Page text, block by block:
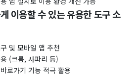
이용할 수 있는 유용한 도구 소
및 모바일 앱 추천
(크롬, 사파리 등)
로가기 기능 적극 활용